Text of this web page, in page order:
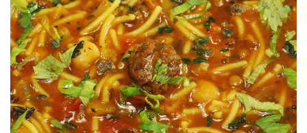
HARIRA SOPA MARROQUÍ